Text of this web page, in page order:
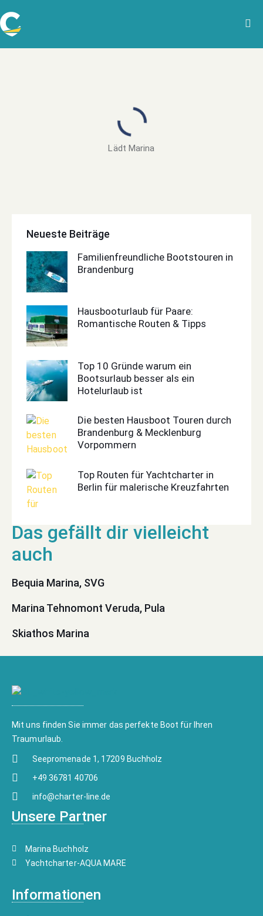
Lädt Marina
Neueste Beiträge
Familienfreundliche Bootstouren in
Brandenburg
Hausbooturlaub für Paare:
Romantische Routen & Tipps
Top 10 Gründe warum ein
Bootsurlaub besser als ein
Hotelurlaub ist
Die besten Hausboot Touren durch
Brandenburg & Mecklenburg
Vorpommern
Top Routen für Yachtcharter in
Berlin für malerische Kreuzfahrten
Bequia Marina, SVG
Marina Tehnomont Veruda, Pula
Skiathos Marina
Mit uns finden Sie immer das perfekte Boot für Ihren
Traumurlaub.
Seepromenade 1, 17209 Buchholz
+49 36781 40706
info@charter-line.de
Unsere Partner
Marina Buchholz
Yachtcharter-AQUA MARE
Informationen